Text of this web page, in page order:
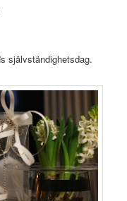
självständighetsdag.